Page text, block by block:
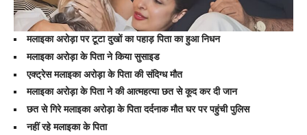
मलाइका अरोड़ा पर टूटा दुखों का पहाड़ पिता का हुआ निधन
मलाइका अरोड़ा के पिता ने किया सुसाइड
एक्ट्रेस मलाइका अरोड़ा के पिता की संदिग्ध मौत
मलाइका अरोड़ा के पिता ने की आत्महत्या छत से कूद कर दी जान
छत से गिरे मलाइका अरोड़ा के पिता दर्दनाक मौत घर पर पहुंची पुलिस
नहीं रहे मलाइका के पिता